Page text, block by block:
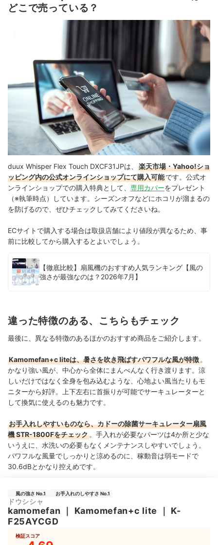
どこで売っている？
duux Whisper Flex Touch DXCF31JPは、
楽天市場・Yahoo!ショ
ッピング内の公式オンラインショップにて購入可能です。公式オ
ンラインショップでの購入特典として、 専用カバーをプレゼント
（※執筆時点）しています。シーズンオフなどにホコリが溜まるの
を防げるので、ぜひチェックしてみてくださいね。
ECサイトで購入する場合は取扱店舗により値段が異なるため、事
前に比較してから購入するとよいでしょう。
【徹底比較】扇風機のおすすめ人気ランキング【風の
強さが最強なのは？2026年7月】
違った特徴のある、こちらもチェック
最後に、異なる特徴のあるほかのおすすめ商品をご紹介します。
Kamomefan+c liteは、暑さを吹き飛ばすパワフルな風が特徴 。
かなり強い風が、中心から全体にまんべんなく行き渡ります。 涼
しいだけではなく全身を包み込むような、心地よい風当たりもモ
ニターから好評。上下左右に首振りが可能でサーキュレーターと
して換気に使えるのも魅力です。
お手入れしやすいものなら、カドーの除菌サーキュレーター扇風
機 STR-1800Fをチェック 。手入れが必要なパーツは4か所と少な
いうえに、水洗いの必要もなくメンテナンスしやすいでしょう。
パワフルな風量でしっかりと涼めるのに、稼動音は弱モードで
30.6dBとかなり控えめです。
風の強さ No.1 お手入れのしやすさ No.1
ドウシシャ
kamomefan ｜ Kamomefan+c lite ｜ K-
F25AYCGD
検証スコア